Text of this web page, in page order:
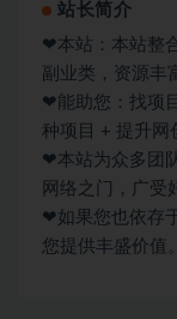
站长简介
❤本站：本站整
副业类，资源丰
❤能助您：找项
种项目 + 提升网
❤本站为众多团
网络之门，广受
❤如果您也依存
您提供丰盛价值